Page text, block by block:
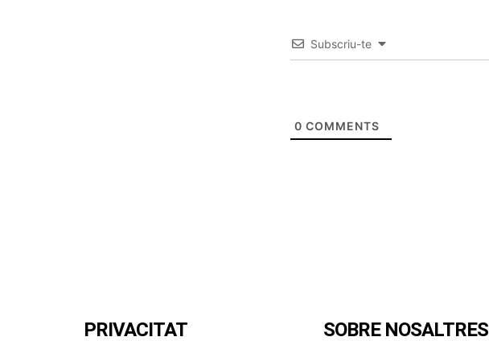
Subscriu-te
0 COMMENTS
PRIVACITAT SOBRE NOSALTRES